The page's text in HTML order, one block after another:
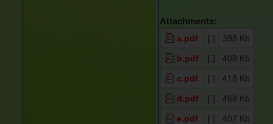
Attachments:
a.pdf [ ] 398 Kb
b.pdf [ ] 408 Kb
c.pdf [ ] 418 Kb
d.pdf [ ] 468 Kb
e.pdf [ ] 407 Kb